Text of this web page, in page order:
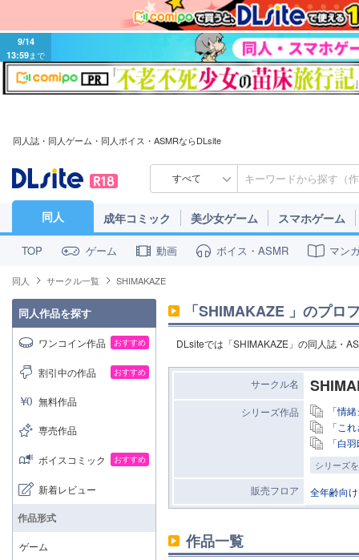
9/14
13:59まで
同人誌・同人ゲーム・同人ボイス・ASMRならDLsite
すべて
同人 成年コミック 美少女ゲーム スマホゲーム
TOP ゲーム 動画 ボイス・ASMR マン
同人 サークル一覧 SHIMAKAZE
「SHIMAKAZE 」のプロ
DLsiteでは「SHIMAKAZE」の同人誌・
サークル名
シリーズ作品
「情
「こ
「白
シリーズ
販売フロア 全年齢向け
作品一覧
同人作品を探す
ワンコイン作品 おすすめ
割引中の作品 おすすめ
無料作品
専売作品
ボイスコミック おすすめ
新着レビュー
作品形式
ゲーム